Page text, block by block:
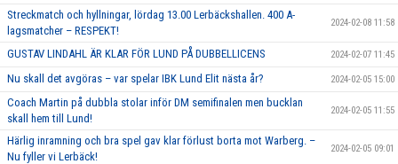
Streckmatch och hyllningar, lördag 13.00 Lerbäckshallen. 400 A-
lagsmatcher – RESPEKT!
2024-02-08 11:58
GUSTAV LINDAHL ÄR KLAR FÖR LUND PÅ DUBBELLICENS 2024-02-07 11:45
Nu skall det avgöras – var spelar IBK Lund Elit nästa år? 2024-02-05 15:00
Coach Martin på dubbla stolar inför DM semifinalen men bucklan
skall hem till Lund!
2024-02-05 11:55
Härlig inramning och bra spel gav klar förlust borta mot Warberg. –
Nu fyller vi Lerbäck!
2024-02-05 09:01